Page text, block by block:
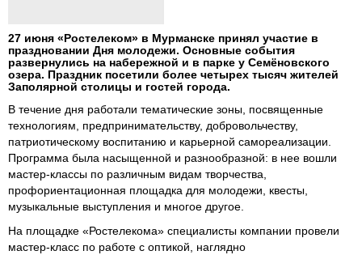
27 июня «Ростелеком» в Мурманске принял участие в
праздновании Дня молодежи. Основные события
развернулись на набережной и в парке у Семёновского
озера. Праздник посетили более четырех тысяч жителей
Заполярной столицы и гостей города.
В течение дня работали тематические зоны, посвященные
технологиям, предпринимательству, добровольчеству,
патриотическому воспитанию и карьерной самореализации.
Программа была насыщенной и разнообразной: в нее вошли
мастер-классы по различным видам творчества,
профориентационная площадка для молодежи, квесты,
музыкальные выступления и многое другое.
На площадке «Ростелекома» специалисты компании провели
мастер-класс по работе с оптикой, наглядно